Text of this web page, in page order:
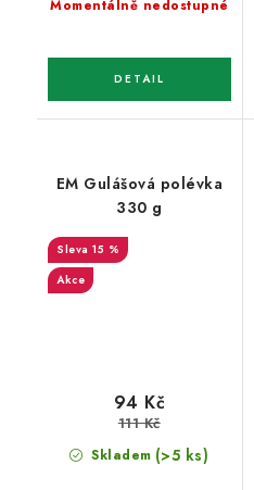
Momentálně nedostupné
EM Gulášová polévka
330 g
15 %
Akce
Skladem (>5 ks)
94 Kč
111 Kč